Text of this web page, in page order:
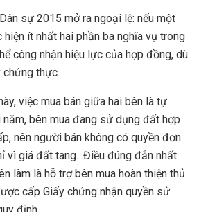
sự 2015 mở ra ngoại lệ: nếu một
ít nhất hai phần ba nghĩa vụ trong
công nhận hiệu lực của hợp đồng, dù
chứng thực.
việc mua bán giữa hai bên là tự
năm, bên mua đang sử dụng đất hợp
nên người bán không có quyền đơn
vì giá đất tang…Điều đúng đắn nhất
làm là hỗ trợ bên mua hoàn thiện thủ
cấp Giấy chứng nhận quyền sử
định.